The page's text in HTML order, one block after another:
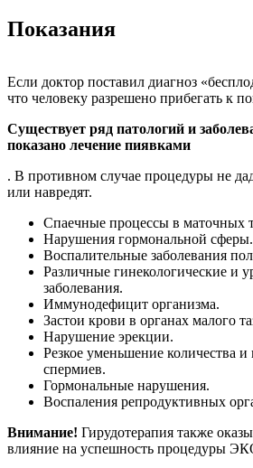
Показания
Если доктор поставил диагноз
что человеку разрешено прибегать к
Существует ряд патологий и
показано лечение пиявками
. В противном случае процедуры не
или навредят.
Спаечные процессы в маточных
Нарушения гормональной сферы.
Воспалительные заболевания
Различные гинекологические и
заболевания.
Иммунодефицит организма.
Застои крови в органах малого
Нарушение эрекции.
Резкое уменьшение количества
спермиев.
Гормональные нарушения.
Воспаления репродуктивных
Внимание! Гирудотерапия также
влияние на успешность процедуры